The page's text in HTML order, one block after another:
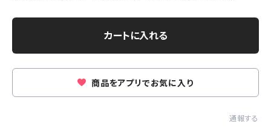
カートに入れる
商品をアプリでお気に入り
通報する